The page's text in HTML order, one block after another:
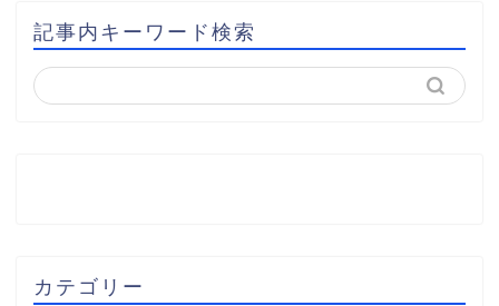
記事内キーワード検索
カテゴリー